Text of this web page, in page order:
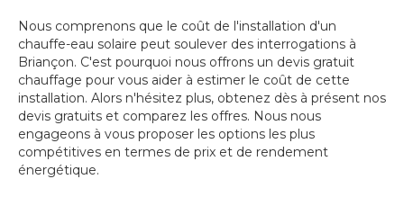
Nous comprenons que le coût de l'installation d'un
chauffe-eau solaire peut soulever des interrogations à
Briançon. C'est pourquoi nous offrons un devis gratuit
chauffage pour vous aider à estimer le coût de cette
installation. Alors n'hésitez plus, obtenez dès à présent nos
devis gratuits et comparez les offres. Nous nous
engageons à vous proposer les options les plus
compétitives en termes de prix et de rendement
énergétique.